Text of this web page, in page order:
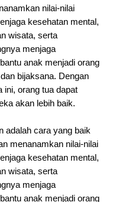
nilai-nilai
kesehatan mental,
wisata, serta
menjaga
anak menjadi orang
bijaksana. Dengan
ini, orang tua dapat
akan lebih baik.
adalah cara yang baik
menanamkan nilai-nilai
kesehatan mental,
wisata, serta
menjaga
anak menjadi orang